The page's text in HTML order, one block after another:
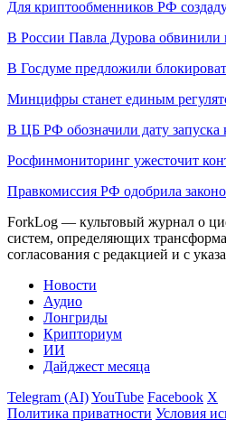
Для криптообменников РФ
В России Павла Дурова обвинили
В Госдуме предложили
Минцифры станет единым
В ЦБ РФ обозначили дату запуска
Росфинмониторинг ужесточит
Правкомиссия РФ одобрила
ForkLog — культовый журнал о
систем, определяющих
согласования с редакцией и с
Новости
Аудио
Лонгриды
Крипториум
ИИ
Дайджест месяца
Telegram (AI)YouTube Facebook X
Политика приватности Условия